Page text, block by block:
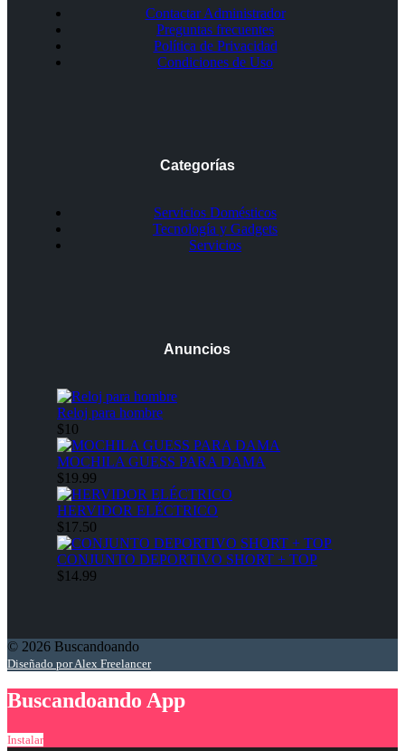
Contactar Administrador
Preguntas frecuentes
Política de Privacidad
Condiciones de Uso
Categorías
Servicios Domésticos
Tecnología y Gadgets
Servicios
Anuncios
Reloj para hombre
$10
MOCHILA GUESS PARA DAMA
$19.99
HERVIDOR ELÉCTRICO
$17.50
CONJUNTO DEPORTIVO SHORT + TOP
$14.99
© 2026 Buscandoando
Diseñado por Alex Freelancer
Buscandoando App
Instalar